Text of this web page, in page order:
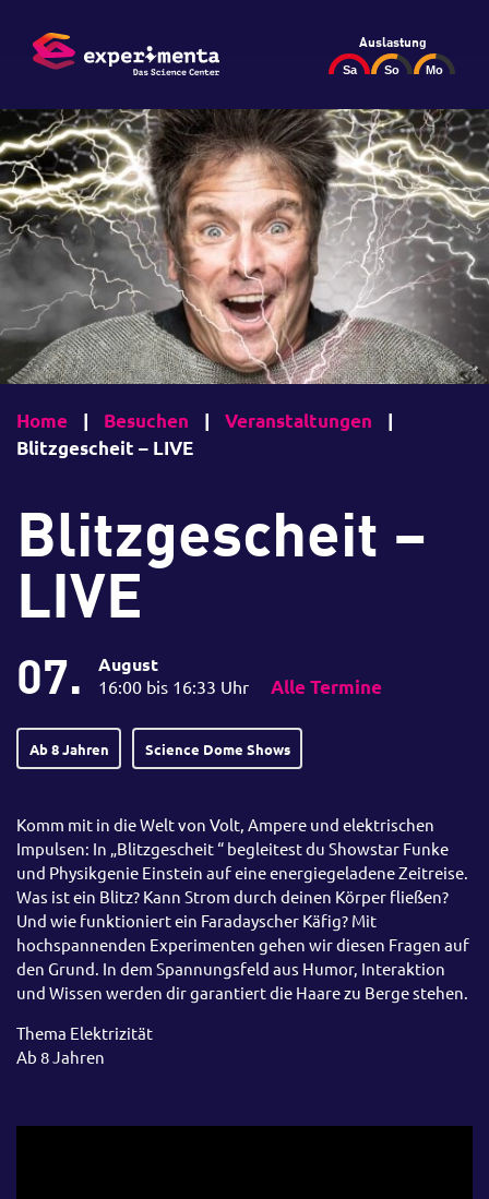
Auslastung
Home | Besuchen | Veranstaltungen
|
Blitzgescheit – LIVE
Blitzgescheit –
LIVE
07. August
16:00 bis 16:33 Uhr Alle Termine
Ab 8 Jahren Science Dome Shows
Komm mit in die Welt von Volt, Ampere und elektrischen
Impulsen: In „Blitzgescheit “ begleitest du Showstar Funke
und Physikgenie Einstein auf eine energiegeladene Zeitreise.
Was ist ein Blitz? Kann Strom durch deinen Körper fließen?
Und wie funktioniert ein Faradayscher Käfig? Mit
hochspannenden Experimenten gehen wir diesen Fragen auf
den Grund. In dem Spannungsfeld aus Humor, Interaktion
und Wissen werden dir garantiert die Haare zu Berge stehen.
Thema Elektrizität
Ab 8 Jahren